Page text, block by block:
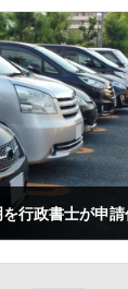
行政書士が申